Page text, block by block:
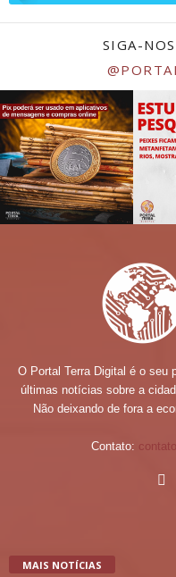
SIGA-
O Portal Terra Digital é o seu
últimas notícias sobre a
Não deixando de fora a
Contato:
MAIS NOTÍCIAS